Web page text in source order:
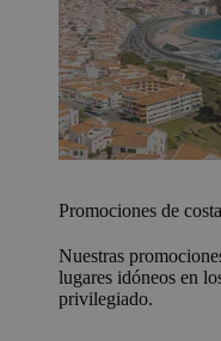
Promociones de costa
Nuestras
lugares idóneos en
privilegiado.